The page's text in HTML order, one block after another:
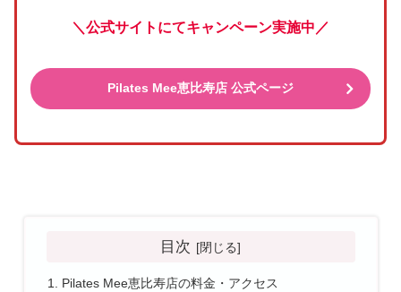
＼公式サイトにてキャンペーン実施中／
Pilates Mee恵比寿店 公式ページ
目次
Pilates Mee恵比寿店の料金・アクセス